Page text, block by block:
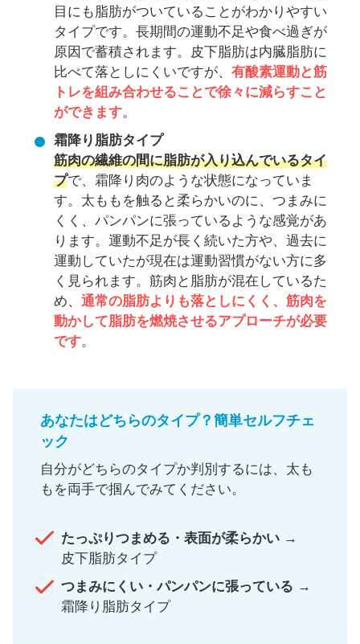
目にも脂肪がついていることがわかりやすい
タイプです。長期間の運動不足や食べ過ぎが
原因で蓄積されます。皮下脂肪は内臓脂肪に
比べて落としにくいですが、 有酸素運動と筋
トレを組み合わせることで徐々に減らすこと
ができます。
霜降り脂肪タイプ
筋肉の繊維の間に脂肪が入り込んでいるタイ
プで、霜降り肉のような状態になっていま
す。太ももを触ると柔らかいのに、つまみに
くく、パンパンに張っているような感覚があ
ります。運動不足が長く続いた方や、過去に
運動していたが現在は運動習慣がない方に多
く見られます。筋肉と脂肪が混在しているた
め、 通常の脂肪よりも落としにくく、筋肉を
動かして脂肪を燃焼させるアプローチが必要
です。
あなたはどちらのタイプ？簡単セルフチェ
ック
自分がどちらのタイプか判別するには、太も
もを両手で掴んでみてください。
たっぷりつまめる・表面が柔らかい→
皮下脂肪タイプ
つまみにくい・パンパンに張っている →
霜降り脂肪タイプ